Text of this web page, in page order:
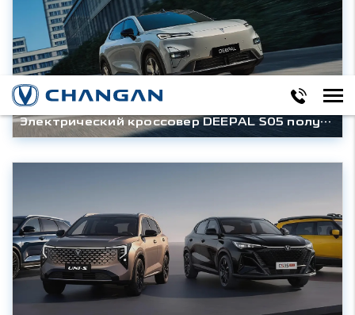
Электрический кроссовер DEEPAL S05 получил ОТТС и готовится к выходу на российский рынок